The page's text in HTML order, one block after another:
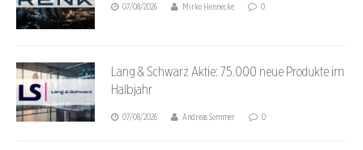
07/08/2026 Mirko Hennecke 0
Lang & Schwarz Aktie: 75.000 neue Produkte im
Halbjahr
07/08/2026 Andreas Sommer 0